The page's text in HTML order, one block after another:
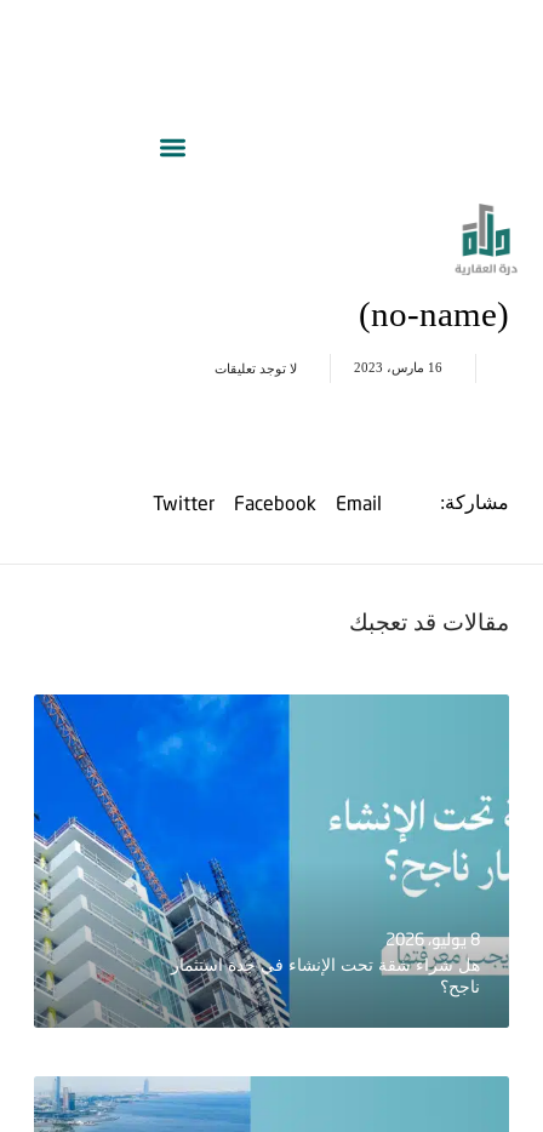
(no-name)
16 مارس، 2023 لا توجد تعليقات
مشاركة: Email
Facebook
Twitter
مقالات قد تعجبك
8 يوليو، 2026
هل شراء شقة تحت الإنشاء في جدة استثمار
ناجح؟